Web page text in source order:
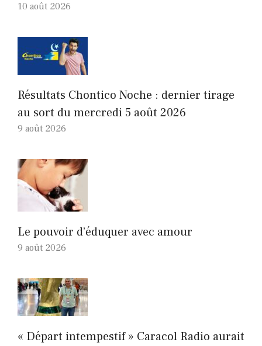
10 août 2026
Résultats Chontico Noche : dernier tirage
au sort du mercredi 5 août 2026
9 août 2026
Le pouvoir d’éduquer avec amour
9 août 2026
« Départ intempestif » Caracol Radio aurait